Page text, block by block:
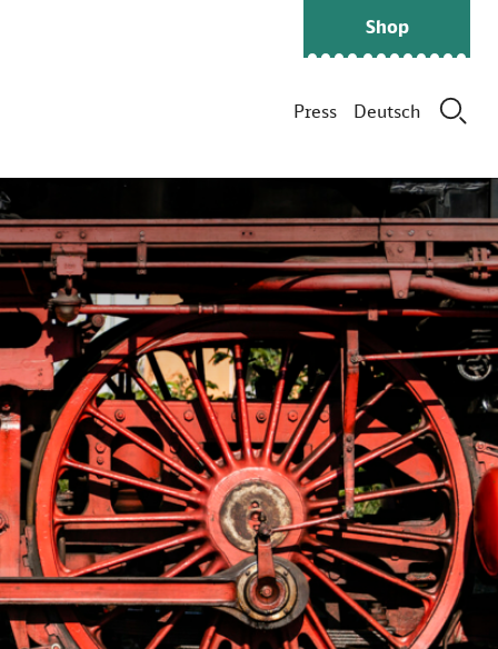
Press Deutsch
Shop